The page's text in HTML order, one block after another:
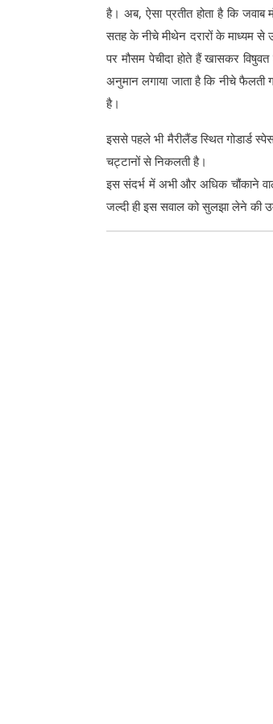
है। अब, ऐसा प्रतीत होता है कि
सतह के नीचे मीथेन दरारों के माध्यम
पर मौसम पेचीदा होते हैं खासकर
अनुमान लगाया जाता है कि नीचे
है।
इससे पहले भी मैरीलैंड स्थित गोडार्ड
चट्टानों से निकलती है।
इस संदर्भ में अभी और अधिक चौंकाने
जल्दी ही इस सवाल को सुलझा लेने की